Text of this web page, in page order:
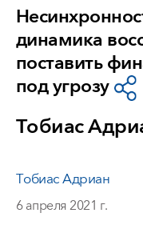
динамика
поставить
под угрозу
Тобиас
Тобиас Адриан
6 апреля 2021 г.